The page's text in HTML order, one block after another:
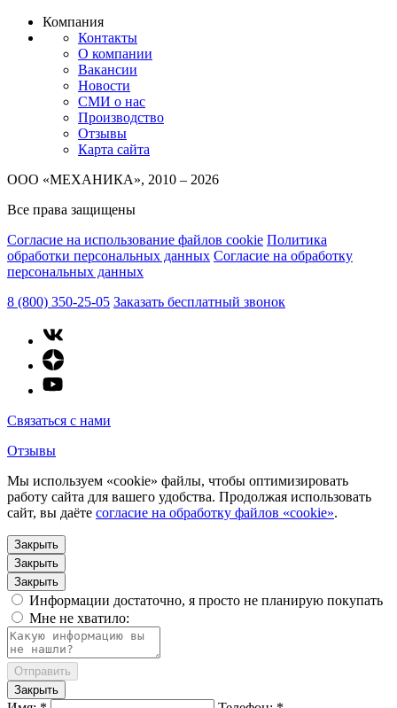
Компания
Контакты
О компании
Вакансии
Новости
СМИ о нас
Производство
Отзывы
Карта сайта
ООО «МЕХАНИКА», 2010 – 2026
Все права защищены
Согласие на использование файлов cookie Политика
обработки персональных данных Согласие на обработку
персональных данных
8 (800) 350-25-05 Заказать бесплатный звонок
Связаться с нами
Отзывы
Мы используем «cookie» файлы, чтобы оптимизировать
работу сайта для вашего удобства. Продолжая использовать
сайт, вы даёте согласие на обработку файлов «cookie».
Закрыть
Закрыть
Закрыть
Информации достаточно, я просто не планирую покупать
Мне не хватило:
Отправить
Закрыть